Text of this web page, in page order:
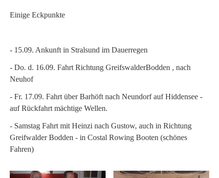
Einige Eckpunkte
- 15.09. Ankunft in Stralsund im Dauerregen
- Do. d. 16.09. Fahrt Richtung GreifswalderBodden , nach
Neuhof
- Fr. 17.09. Fahrt über Barhöft nach Neundorf auf Hiddensee -
auf Rückfahrt mächtige Wellen.
- Samstag Fahrt mit Heinzi nach Gustow, auch in Richtung
Greifwalder Bodden - in Costal Rowing Booten (schönes
Fahren)